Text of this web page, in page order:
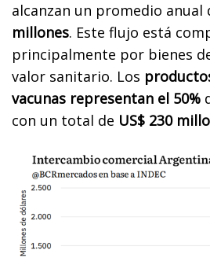
alcanzan un promedio anual
millones. Este flujo está
principalmente por bienes
valor sanitario. Los
vacunas representan el 50%
con un total de US$ 230